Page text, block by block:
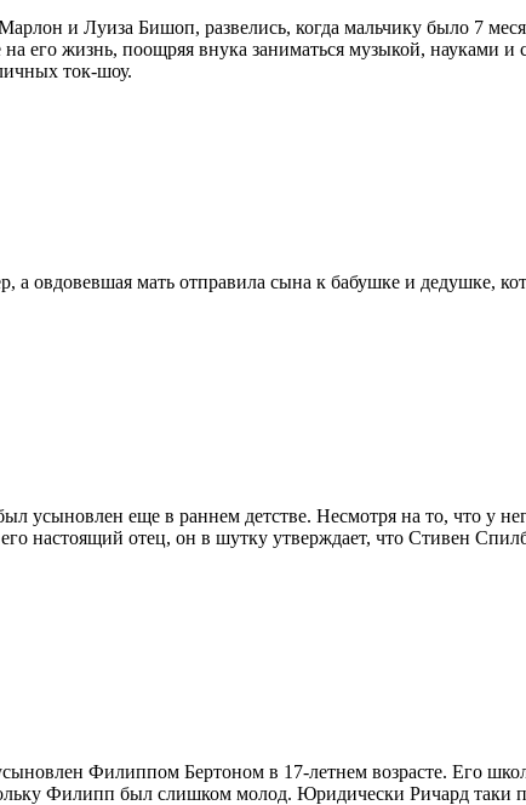
и Луиза Бишоп, развелись, когда мальчику было 7
его жизнь, поощряя внука заниматься музыкой, науками
ток-шоу.
овдовевшая мать отправила сына к бабушке и дедушке,
еще в раннем детстве. Несмотря на то, что у
настоящий отец, он в шутку утверждает, что Стивен
Филиппом Бертоном в 17-летнем возрасте. Его
Филипп был слишком молод. Юридически Ричард таки